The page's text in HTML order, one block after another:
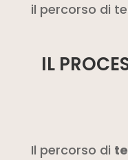
il percorso di
IL
Il percorso di